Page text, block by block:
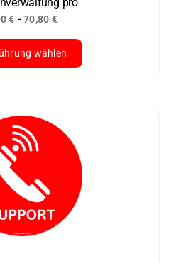
€ -70,80 €
wählen